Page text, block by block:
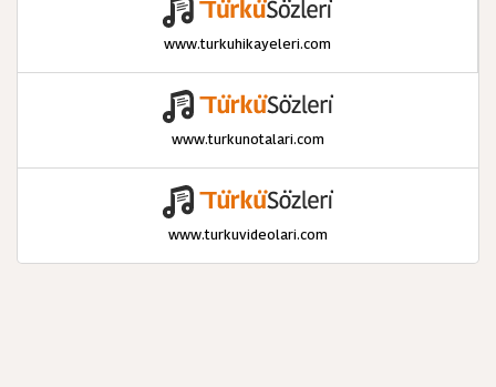
www.turkuhikayeleri.com
www.turkunotalari.com
www.turkuvideolari.com